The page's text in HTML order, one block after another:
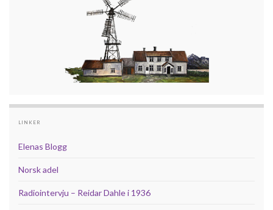
LINKER
Elenas Blogg
Norsk adel
Radiointervju – Reidar Dahle i 1936